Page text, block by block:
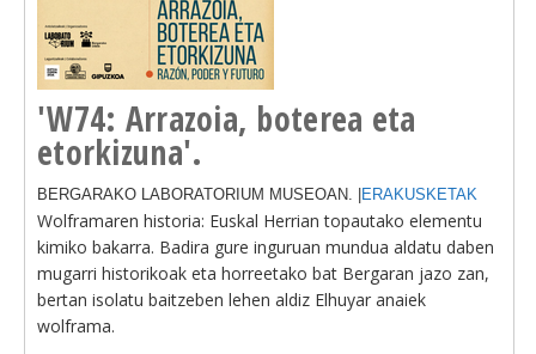
'W74: Arrazoia, boterea eta
etorkizuna'.
BERGARAKO LABORATORIUM MUSEOAN. | ERAKUSKETAK
Wolframaren historia: Euskal Herrian topautako elementu
kimiko bakarra. Badira gure inguruan mundua aldatu daben
mugarri historikoak eta horreetako bat Bergaran jazo zan,
bertan isolatu baitzeben lehen aldiz Elhuyar anaiek
wolframa.